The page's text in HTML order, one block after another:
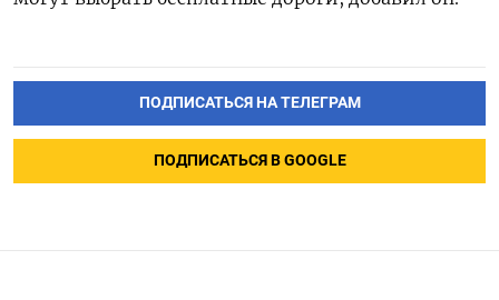
ПОДПИСАТЬСЯ НА ТЕЛЕГРАМ
ПОДПИСАТЬСЯ В GOOGLE